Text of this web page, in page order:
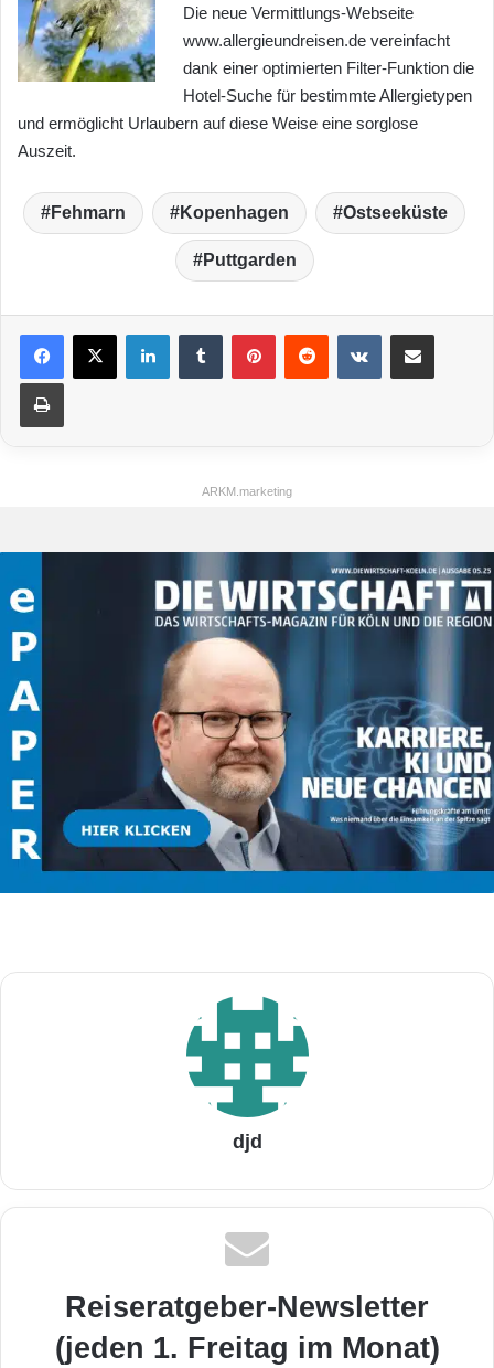
Die neue Vermittlungs-Webseite
www.allergieundreisen.de vereinfacht
dank einer optimierten Filter-Funktion die
Hotel-Suche für bestimmte Allergietypen
und ermöglicht Urlaubern auf diese Weise eine sorglose
Auszeit.
Fehmarn Kopenhagen Ostseeküste
Puttgarden
ARKM.marketing
djd
Reiseratgeber-Newsletter
(jeden 1. Freitag im Monat)